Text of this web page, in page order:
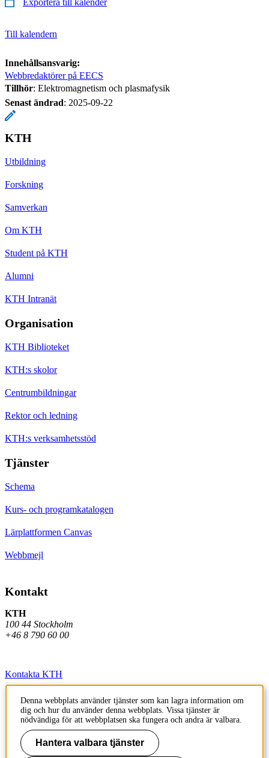
Till kalendern
Innehållsansvarig:
Webbredaktörer på EECS
Tillhör: Elektromagnetism och plasmafysik
Senast ändrad: 2025-09-22
KTH
Utbildning
Forskning
Samverkan
Om KTH
Student på KTH
Alumni
KTH Intranät
Organisation
KTH Biblioteket
KTH:s skolor
Centrumbildningar
Rektor och ledning
KTH:s verksamhetsstöd
Tjänster
Schema
Kurs- och programkatalogen
Lärplattformen Canvas
Webbmejl
Kontakt
KTH
100 44 Stockholm
+46 8 790 60 00
Kontakta KTH
Jobba på KTH
Press och media
Faktura och betalning KTH
Denna webbplats använder tjänster som kan lagra information om
dig och hur du använder denna webbplats. Vissa tjänster är
nödvändiga för att webbplatsen ska fungera och andra är valbara.
Hantera valbara tjänster